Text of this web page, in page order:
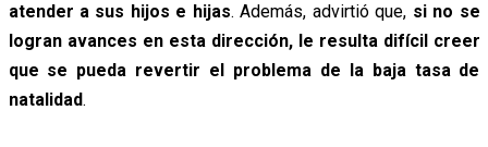
atender a sus hijos e hijas. Además, advirtió que, si no se
logran avances en esta dirección, le resulta difícil creer
que se pueda revertir el problema de la baja tasa de
natalidad.